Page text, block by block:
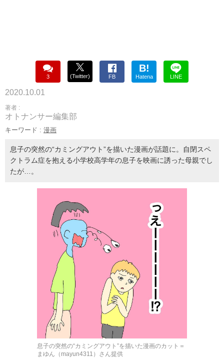
3 (Twitter) FB
B!
Hatena LINE
2020.10.01
著者 :
オトナンサー編集部
キーワード : 漫画
息子の突然の“カミングアウト”を描いた漫画が話題に。自閉スペ
クトラム症を抱える小学校高学年の息子を映画に誘った母親でし
たが…。
息子の突然の“カミングアウト”を描いた漫画のカット＝
まゆん（mayun4311）さん提供